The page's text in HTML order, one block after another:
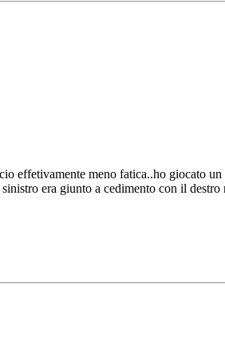
effetivamente meno fatica..ho giocato
era giunto a cedimento con il